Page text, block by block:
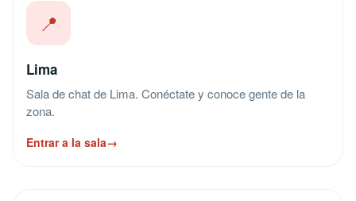
📍
Lima
Sala de chat de Lima. Conéctate y conoce gente de la
zona.
Entrar a la sala→